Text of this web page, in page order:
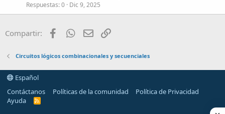
Respuestas 0 Dic 9, 2025
Compartir: FacebookWhatsApp
Email
Circuitos lógicos combinacionales y secuenciales
Español
Contáctanos
Políticas de la comunidad
Política de Privacidad
Ayuda
R